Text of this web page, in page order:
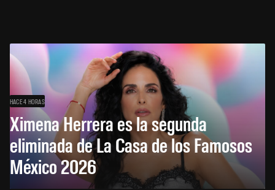
HACE 4 HORAS
Ximena Herrera es la segunda
eliminada de La Casa de los Famosos
México 2026